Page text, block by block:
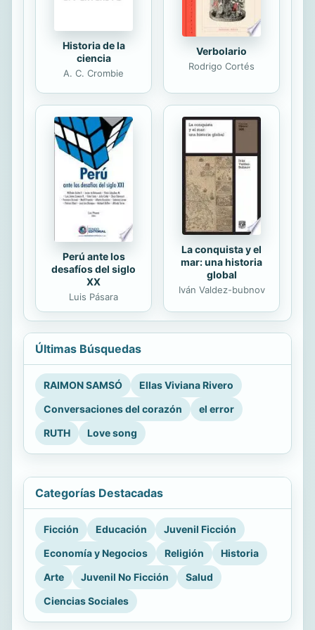
Historia de la
ciencia
A. C. Crombie
Verbolario
Rodrigo Cortés
Perú ante los
desafíos del siglo
XX
Luis Pásara
La conquista y el
mar: una historia
global
Iván Valdez-bubnov
Últimas Búsquedas
RAIMON SAMSÓ
Ellas Viviana Rivero
Conversaciones del corazón
el error
RUTH
Love song
Categorías Destacadas
Ficción Educación
Juvenil Ficción
Economía y Negocios
Religión
Historia
Arte
Juvenil No Ficción
Salud
Ciencias Sociales